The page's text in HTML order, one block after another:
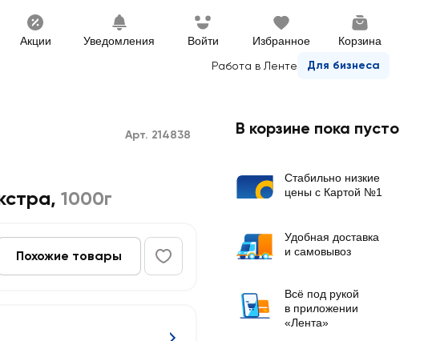
Акции Уведомления Войти Избранное Корзина
Работа в Ленте Для бизнеса
Арт. 214838
, 1000г
Похожие товары
В корзине пока пусто
Стабильно низкие
цены с Картой №1
Удобная доставка
и самовывоз
Всё под рукой
в приложении
«Лента»